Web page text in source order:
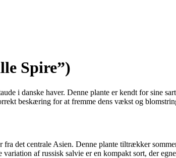
Spire”)
i danske haver. Denne plante er kendt for sine
beskæring for at fremme dens vækst og
det centrale Asien. Denne plante tiltrækker
af russisk salvie er en kompakt sort, der